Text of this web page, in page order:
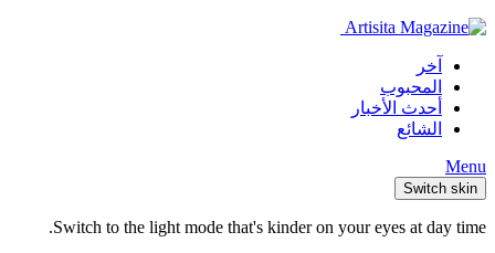
آخر
المحبوب
أحدث الأخبار
الشائع
Menu
Switch skin
Switch to the light mode that's kinder on your eyes at day time.